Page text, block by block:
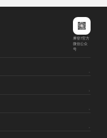
摩登7官方
微信公众
号